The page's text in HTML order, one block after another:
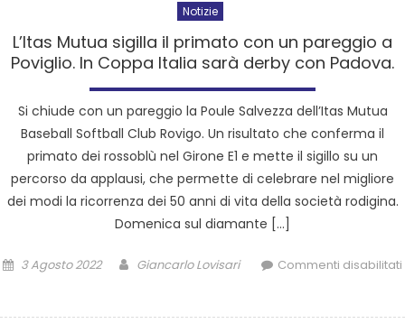
Notizie
L’Itas Mutua sigilla il primato con un pareggio a
Poviglio. In Coppa Italia sarà derby con Padova.
Si chiude con un pareggio la Poule Salvezza dell’Itas Mutua
Baseball Softball Club Rovigo. Un risultato che conferma il
primato dei rossoblù nel Girone E1 e mette il sigillo su un
percorso da applausi, che permette di celebrare nel migliore
dei modi la ricorrenza dei 50 anni di vita della società rodigina.
Domenica sul diamante […]
3 Agosto 2022 Giancarlo Lovisari Commenti disabilitati